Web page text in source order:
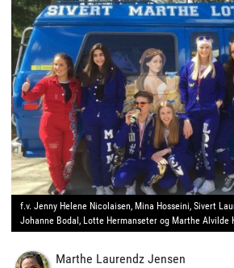
f.v. Jenny Helene Nicolaisen, Mina Hosseini, Sivert
Johanne Bodal, Lotte Hermanseter og Marthe Alvilde
Marthe Laurendz Jensen